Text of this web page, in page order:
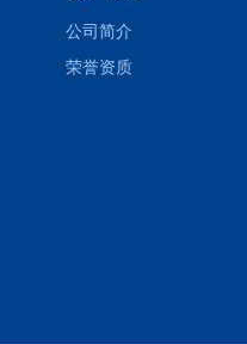
公司简介
荣誉资质